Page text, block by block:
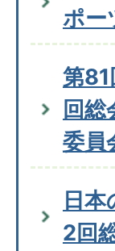
ポー
第81
回
委員
日
2回